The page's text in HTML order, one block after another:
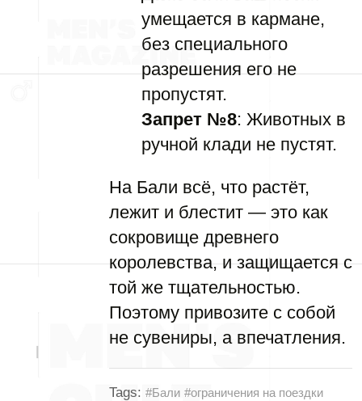
умещается в кармане,
без специального
разрешения его не
пропустят.
Запрет №8: Животных в
ручной клади не пустят.
На Бали всё, что растёт,
лежит и блестит — это как
сокровище древнего
королевства, и защищается с
той же тщательностью.
Поэтому привозите с собой
не сувениры, а впечатления.
Tags: #Бали #ограничения на поездки